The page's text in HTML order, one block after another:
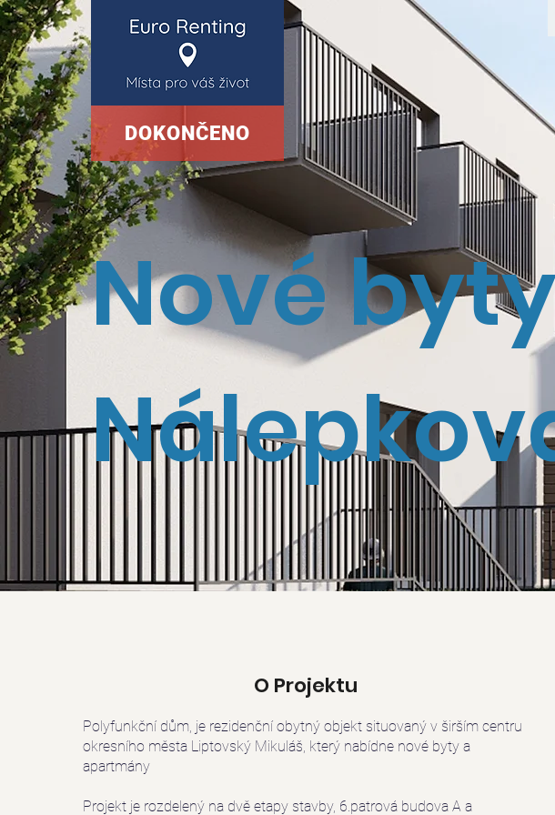
DOKONČENO
Nové
O Projektu
Polyfunkční dům, je rezidenční obytný objekt situovaný v širším centru
okresního města Liptovský Mikuláš, který nabídne nové byty a
apartmány
Projekt je rozdelený na dvě etapy stavby, 6.patrová budova A a